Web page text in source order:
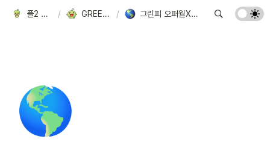
플2 자료 / GREENP / 그린피 오퍼월X구글
🌎